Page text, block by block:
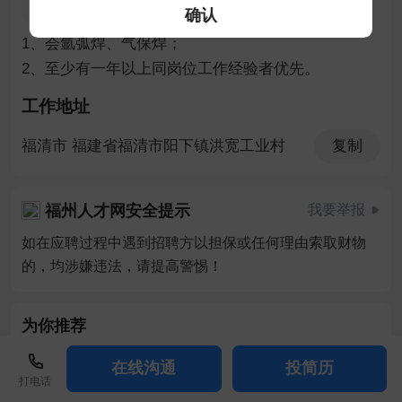
1、会氩弧焊、气保焊；
2、至少有一年以上同岗位工作经验者优先。
工作地址
福清市 福建省福清市阳下镇洪宽工业村 复制
福州人才网安全提示 我要举报
如在应聘过程中遇到招聘方以担保或任何理由索取财物
的，均涉嫌违法，请提高警惕！
为你推荐
氩弧焊工 急招 置顶
福建立永旭能源科技有限公司 20-99人
打电话
在线沟通 投简历
确认